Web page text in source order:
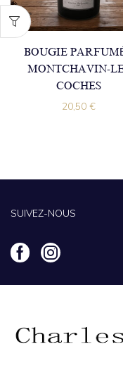
BOUGIE
MONTCHAVIN-
COCHES
20,50 €
SUIVEZ-NOUS